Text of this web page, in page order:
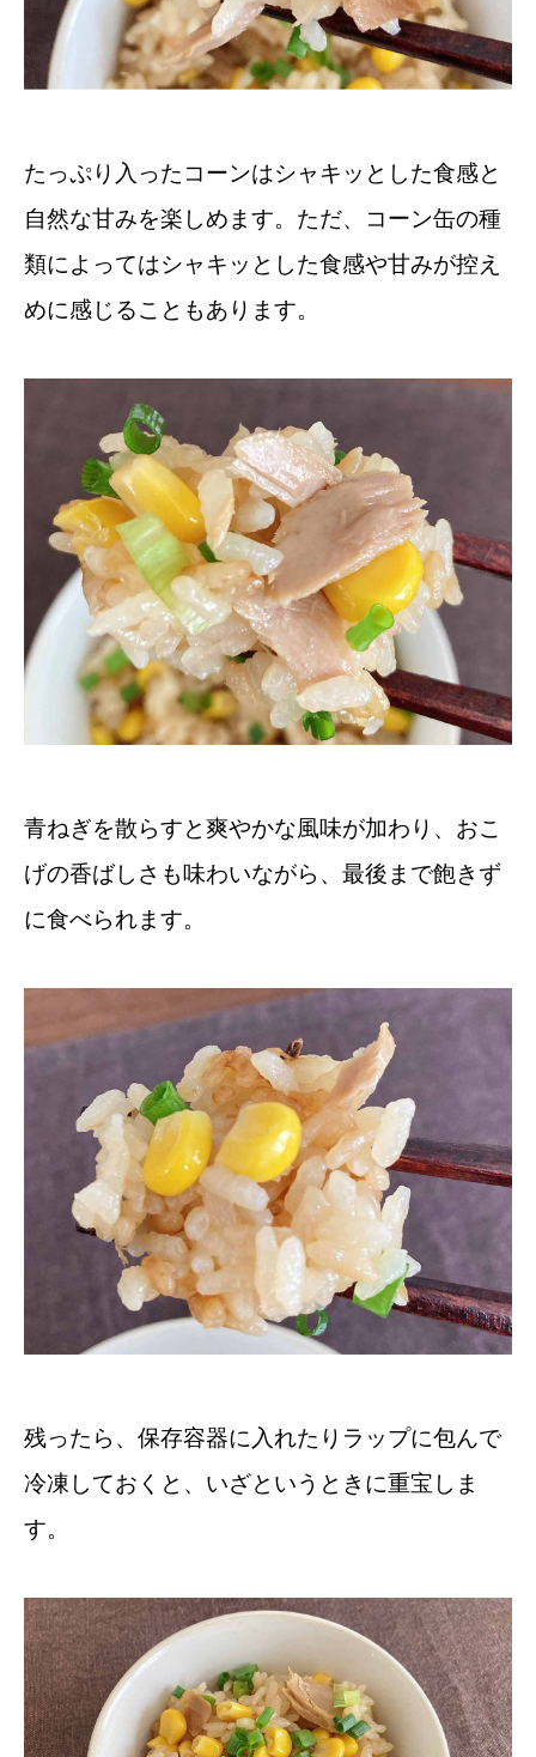
たっぷり入ったコーンはシャキッとした食感と
自然な甘みを楽しめます。ただ、コーン缶の種
類によってはシャキッとした食感や甘みが控え
めに感じることもあります。
青ねぎを散らすと爽やかな風味が加わり、おこ
げの香ばしさも味わいながら、最後まで飽きず
に食べられます。
残ったら、保存容器に入れたりラップに包んで
冷凍しておくと、いざというときに重宝しま
す。